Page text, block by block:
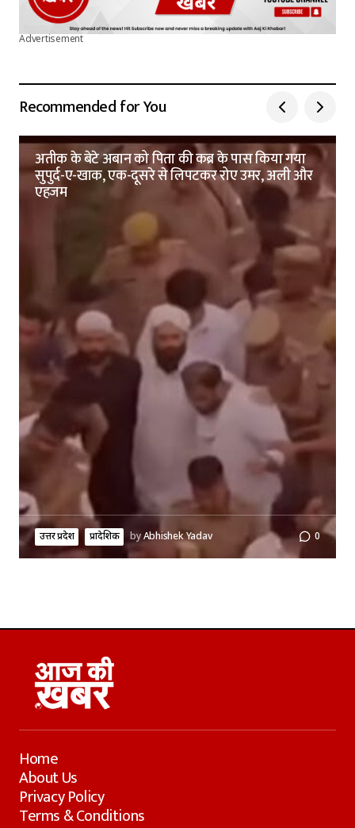
Advertisement
Recommended for You
अतीक के बेटे अबान को पिता की कब्र के पास किया गया
सुपुर्द-ए-खाक, एक-दूसरे से लिपटकर रोए उमर, अली और
एहजम
उत्तर प्रदेश प्रादेशिक byAbhishek Yadav 0
Home
About Us
Privacy Policy
Terms & Conditions